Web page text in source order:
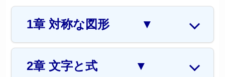
1章 対称な図形 ▼
2章 文字と式 ▼